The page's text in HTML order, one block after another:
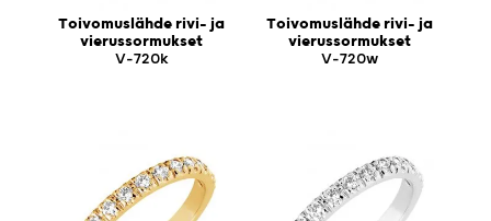
Toivomuslähde rivi- ja
vierussormukset
V-720k
Toivomuslähde rivi- ja
vierussormukset
V-720w